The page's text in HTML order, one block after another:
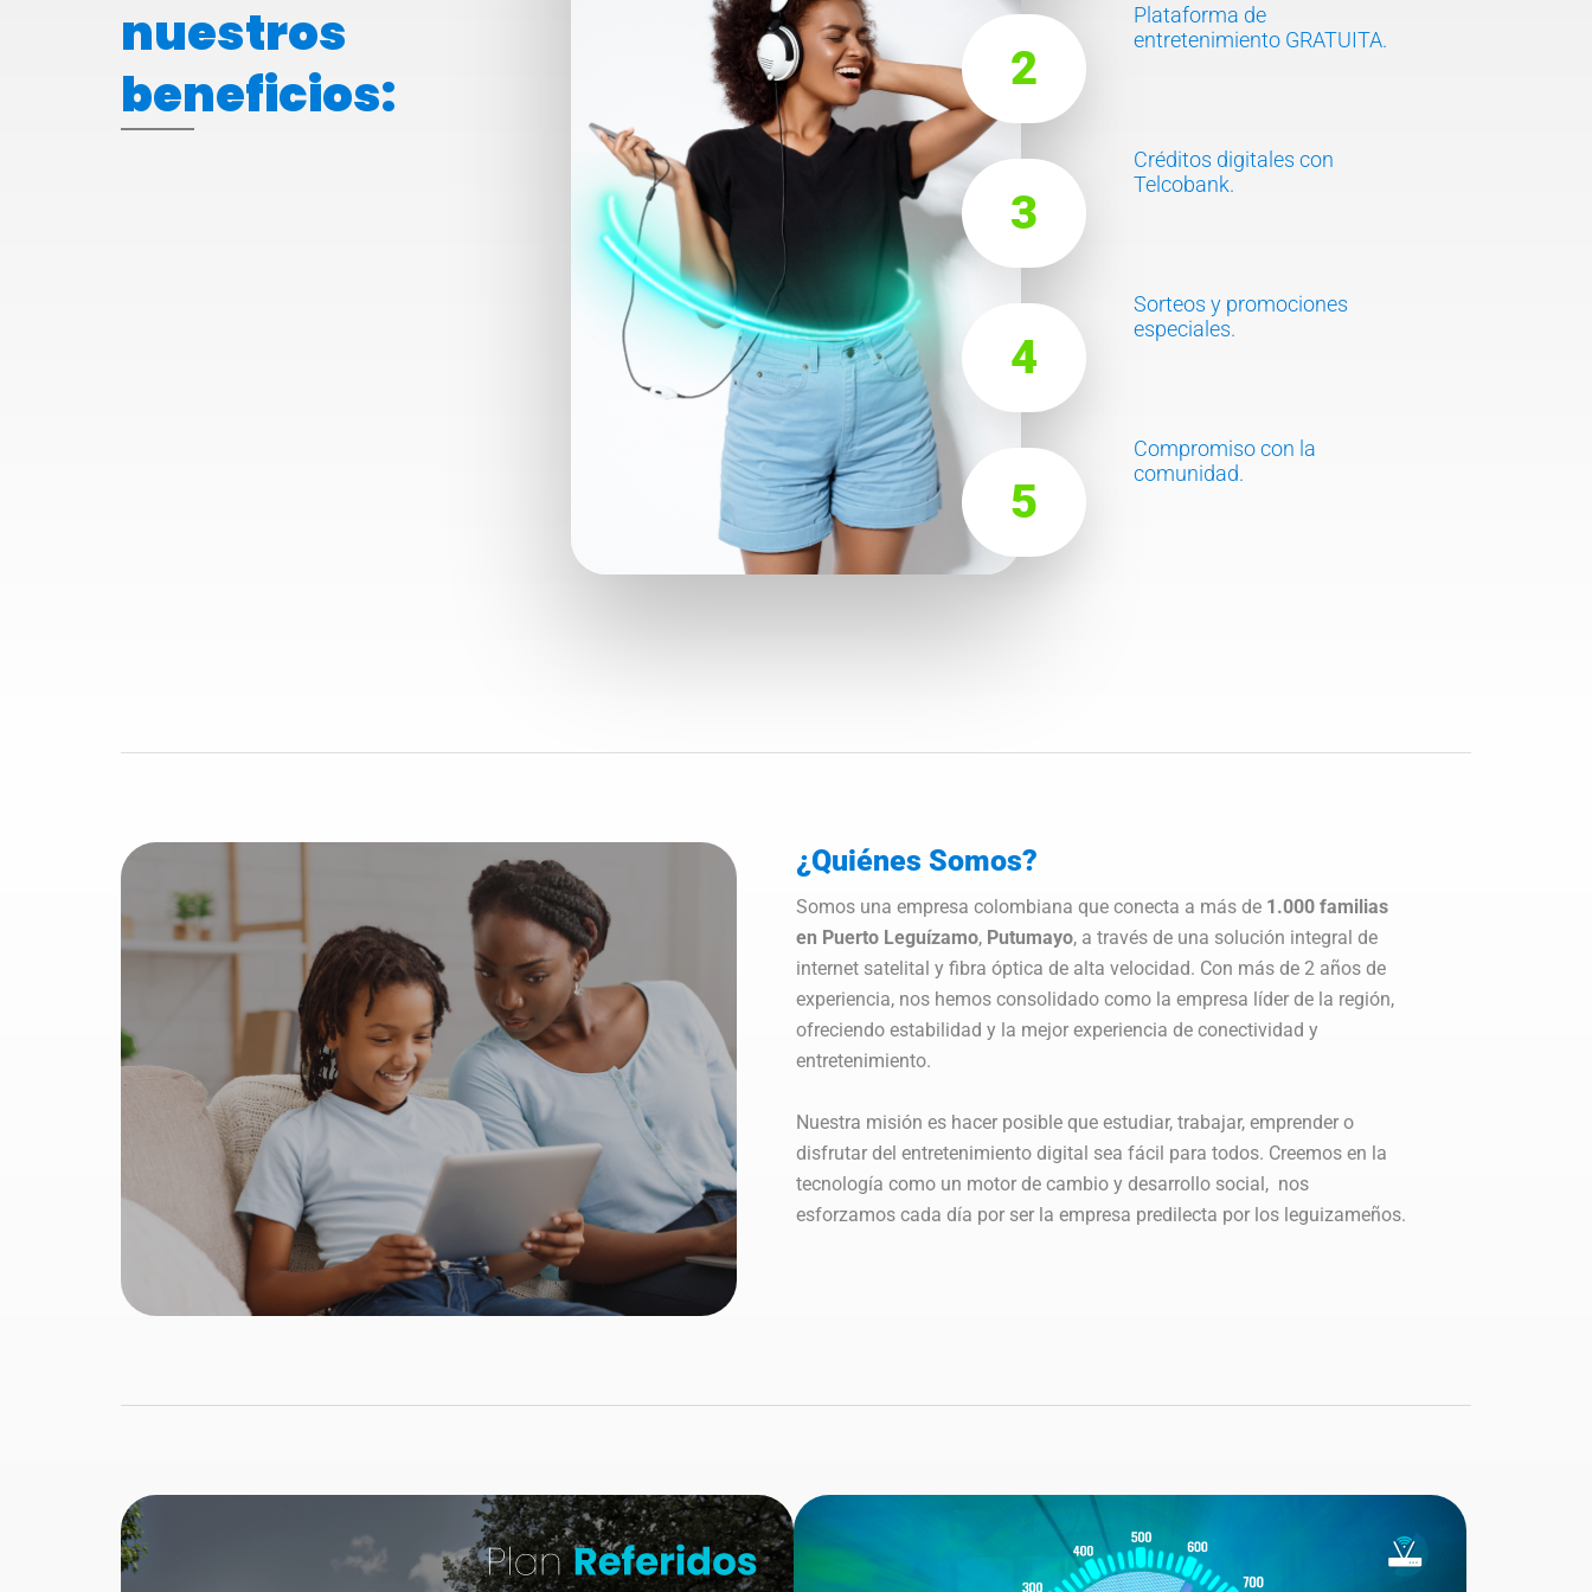
nuestros
beneficios:
2
Plataforma de
entretenimiento GRATUITA.
3
Créditos digitales con
Telcobank.
4
Sorteos y promociones
especiales.
5
Compromiso con la
comunidad.
¿Quiénes Somos?
Somos una empresa colombiana que conecta a más de 1.000 familias
en Puerto Leguízamo, Putumayo, a través de una solución integral de
internet satelital y fibra óptica de alta velocidad. Con más de 2 años de
experiencia, nos hemos consolidado como la empresa líder de la región,
ofreciendo estabilidad y la mejor experiencia de conectividad y
entretenimiento.
Nuestra misión es hacer posible que estudiar, trabajar, emprender o
disfrutar del entretenimiento digital sea fácil para todos. Creemos en la
tecnología como un motor de cambio y desarrollo social, nos
esforzamos cada día por ser la empresa predilecta por los leguizameños.